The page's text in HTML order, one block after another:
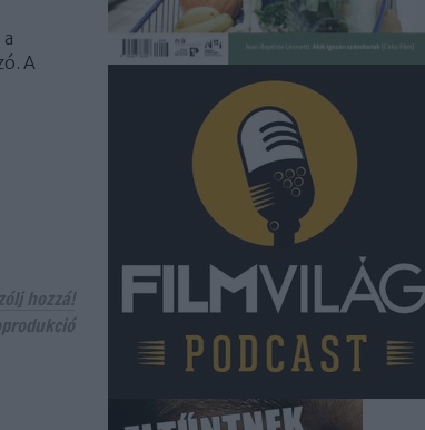
A
hozzá!